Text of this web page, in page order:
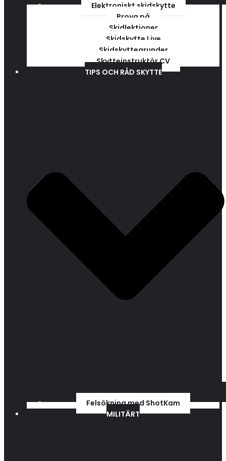
Elektroniskt skidskytte
Prova på
Skidlektioner
Skidskytte Live
Skidskyttegrunder
Skytteinstruktör CV
TIPS OCH RÅD SKYTTE
Felsökning med ShotKam
MILITÄRT